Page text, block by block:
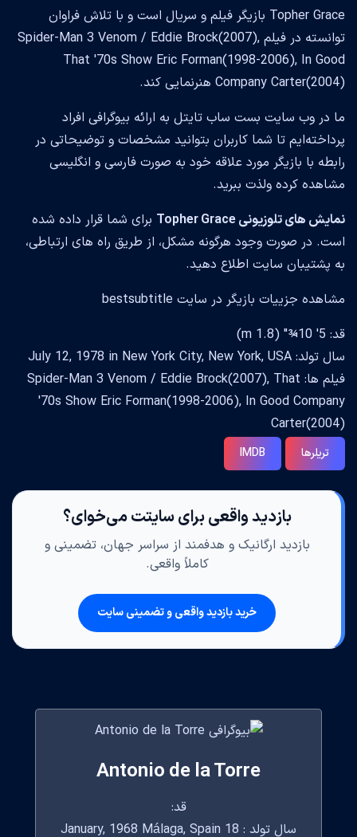
Topher Grace بازیگر فیلم و سریال است و با تلاش فراوان
توانسته در فیلم Spider-Man 3 Venom / Eddie Brock(2007),
That '70s Show Eric Forman(1998-2006), In Good
Company Carter(2004) هنرنمایی کند.
ما در وب سایت بست ساب تایتل به ارائه بیوگرافی افراد
پرداخته‌ایم تا شما کاربران بتوانید مشخصات و توضیحاتی در
رابطه با بازیگر مورد علاقه خود به صورت فارسی و انگلیسی
مشاهده کرده ولذت ببرید.
نمایش های تلوزیونی Topher Grace
برای شما قرار داده شده
است. در صورت وجود هرگونه مشکل، از طریق راه های ارتباطی،
به پشتیبان سایت اطلاع دهید.
مشاهده جزییات بازیگر در سایت bestsubtitle
قد: 5' 10¾" (1.8 m)
سال تولد: July 12, 1978 in New York City, New York, USA
فیلم ها: Spider-Man 3 Venom / Eddie Brock(2007), That
'70s Show Eric Forman(1998-2006), In Good Company
Carter(2004)
تریلرها IMDB
بازدید واقعی برای سایتت می‌خوای؟
بازدید ارگانیک و هدفمند از سراسر جهان، تضمینی و
کاملاً واقعی.
خرید بازدید واقعی و تضمینی سایت
Antonio de la Torre
قد:
سال تولد : 18 January, 1968 Málaga, Spain